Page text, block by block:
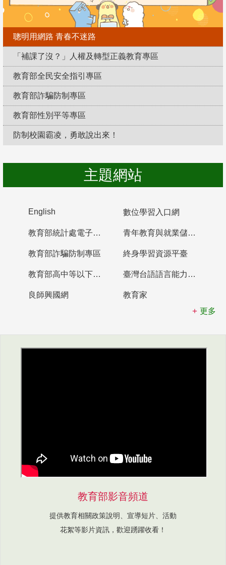
聰明用網路 青春不迷路
「補課了沒？」人權及轉型正義教育專區
教育部全民安全指引專區
教育部詐騙防制專區
教育部性別平等專區
防制校園霸凌，勇敢說出來！
主題網站
English 數位學習入口網
教育部統計處電子書櫃 青年教育與就業儲蓄帳戶
教育部詐騙防制專區 終身學習資源平臺
教育部高中等以下學校及幼兒園教師資格檢定考試 臺灣台語語言能力認證網站
良師興國網
教育家
更多
教育部影音頻道
提供教育相關政策說明、宣導短片、活動
花絮等影片資訊，歡迎踴躍收看！